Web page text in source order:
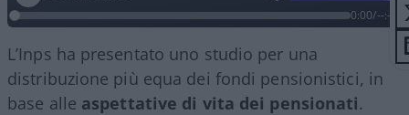
0:00/--:--
L’Inps ha presentato uno studio per una
distribuzione più equa dei fondi pensionistici, in
base alle aspettative di vita dei pensionati.